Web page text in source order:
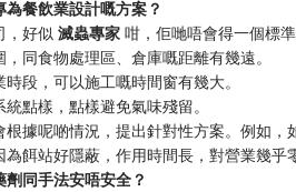
為餐飲業設計嘅方案？
，好似 滅蟲專家 咁，佢哋唔會得一個標
同食物處理區、倉庫嘅距離有幾遠。
段，可以施工嘅時間窗有幾大。
點樣，點樣避免氣味殘留。
根據呢啲情況，提出針對性方案。例如
餌站好隱蔽，作用時間長，對營業幾乎
同手法安唔安全？